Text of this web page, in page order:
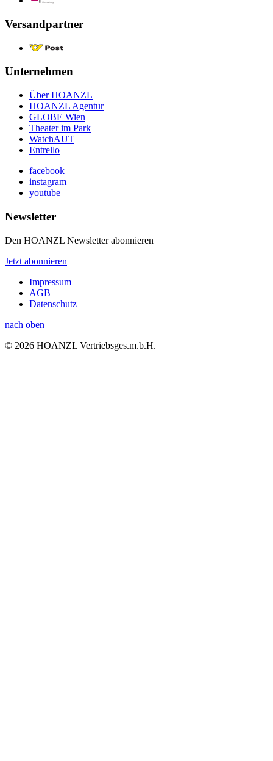
Versandpartner
Unternehmen
Über HOANZL
HOANZL Agentur
GLOBE Wien
Theater im Park
WatchAUT
Entrello
facebook
instagram
youtube
Newsletter
Den HOANZL Newsletter abonnieren
Jetzt abonnieren
Impressum
AGB
Datenschutz
nach oben
© 2026 HOANZL Vertriebsges.m.b.H.